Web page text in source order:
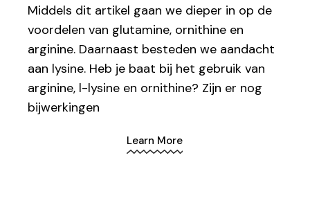
Middels dit artikel gaan we dieper in op de
voordelen van glutamine, ornithine en
arginine. Daarnaast besteden we aandacht
aan lysine. Heb je baat bij het gebruik van
arginine, l-lysine en ornithine? Zijn er nog
bijwerkingen
Learn More